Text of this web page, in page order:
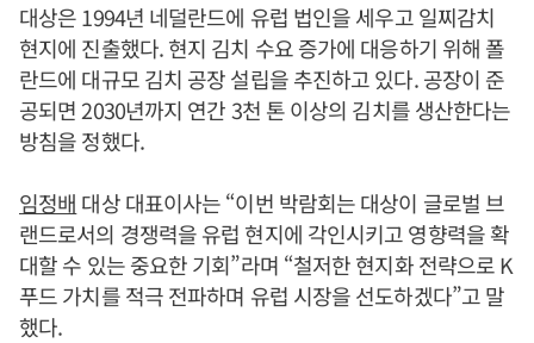
대상은 1994년 네덜란드에 유럽 법인을 세우고 일찌감치
현지에 진출했다. 현지 김치 수요 증가에 대응하기 위해 폴
란드에 대규모 김치 공장 설립을 추진하고 있다. 공장이 준
공되면 2030년까지 연간 3천 톤 이상의 김치를 생산한다는
방침을 정했다.
임정배 대상 대표이사는 “이번 박람회는 대상이 글로벌 브
랜드로서의 경쟁력을 유럽 현지에 각인시키고 영향력을 확
대할 수 있는 중요한 기회”라며 “철저한 현지화 전략으로 K
푸드 가치를 적극 전파하며 유럽 시장을 선도하겠다”고 말
했다.